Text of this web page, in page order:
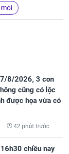
7/8/2026, 3 con
cũng có lộc
được họa vừa có
42 phút trước
chiều nay